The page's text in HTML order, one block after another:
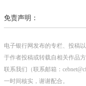
免责声明：
电子银行网发布的专栏、投稿
于作者投稿或转载自相关作品
联系我们（联系邮箱：
一时间核实，谢谢配合。